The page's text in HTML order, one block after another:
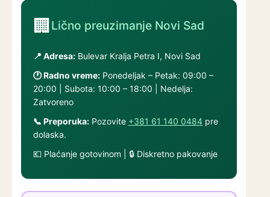
🏢 Lično preuzimanje Novi Sad
📍 Adresa: Bulevar Kralja Petra I, Novi Sad
🕐 Radno vreme: Ponedeljak – Petak: 09:00 –
20:00 | Subota: 10:00 – 18:00 | Nedelja:
Zatvoreno
📞 Preporuka: Pozovite +381 61 140 0484 pre
dolaska.
💶 Plaćanje gotovinom | 🔒 Diskretno pakovanje